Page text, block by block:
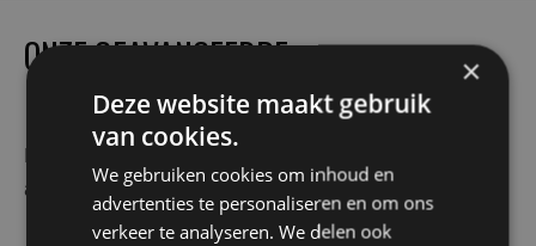
ONZE GEAVANCEERDE
REINIGINGSMETHODE
Bij DAK Expert 24/7 hanteren wij een grondige
aanpak die verder gaat dan traditioneel vegen:
×
Deze website maakt gebruik
van cookies.
We gebruiken cookies om inhoud en
advertenties te personaliseren en om ons
verkeer te analyseren. We delen ook